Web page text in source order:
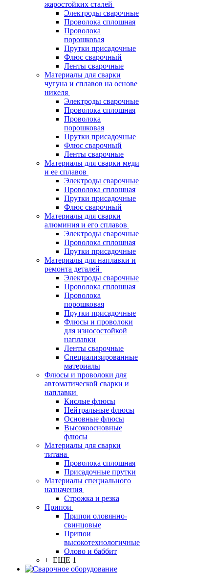
жаростойких сталей
Электроды сварочные
Проволока сплошная
Проволока
порошковая
Прутки присадочные
Флюс сварочный
Ленты сварочные
Материалы для сварки
чугуна и сплавов на основе
никеля
Электроды сварочные
Проволока сплошная
Проволока
порошковая
Прутки присадочные
Флюс сварочный
Ленты сварочные
Материалы для сварки меди
и ее сплавов
Электроды сварочные
Проволока сплошная
Прутки присадочные
Флюс сварочный
Материалы для сварки
алюминия и его сплавов
Электроды сварочные
Проволока сплошная
Прутки присадочные
Материалы для наплавки и
ремонта деталей
Электроды сварочные
Проволока сплошная
Проволока
порошковая
Прутки присадочные
Флюсы и проволоки
для износостойкой
наплавки
Ленты сварочные
Специализированные
материалы
Флюсы и проволоки для
автоматической сварки и
наплавки
Кислые флюсы
Нейтральные флюсы
Основные флюсы
Высокоосновные
флюсы
Материалы для сварки
титана
Проволока сплошная
Присадочные прутки
Материалы специального
назначения
Строжка и резка
Припои
Припои оловянно-
свинцовые
Припои
высокотехнологичные
Олово и баббит
+ ЕЩЕ 1